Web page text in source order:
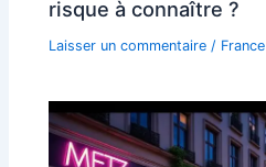
risque à connaître ?
Laisser un commentaire / France